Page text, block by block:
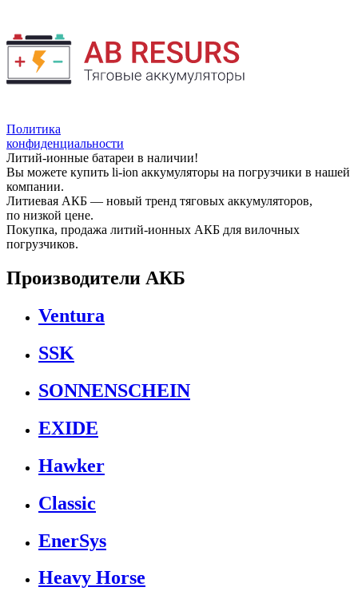
Политика
конфиденциальности
Литий-ионные батареи в наличии!
Вы можете купить li-ion аккумуляторы на погрузчики в нашей
компании.
Литиевая АКБ — новый тренд тяговых аккумуляторов,
по низкой цене.
Покупка, продажа литий-ионных АКБ для вилочных
погрузчиков.
Производители АКБ
Ventura
SSK
SONNENSCHEIN
EXIDE
Hawker
Classic
EnerSys
Heavy Horse